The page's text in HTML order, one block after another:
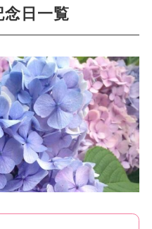
日一覧